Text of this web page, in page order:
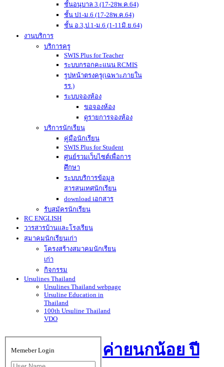
ชั้นอนุบาล 3 (17-28พ.ค.64)
ชั้น ป1-ม.6 (17-28พ.ค.64)
ชั้น อ.3,ป.1-ม.6 (1-11มิ.ย.64)
งานบริการ
บริการครู
SWIS Plus for Teacher
ระบบกรอกคะแนน RCMIS
รูปหน้าตรงครู(เฉพาะภายใน
รร.)
ระบบจองห้อง
ขอจองห้อง
ดูรายการจองห้อง
บริการนักเรียน
คู่มือนักเรียน
SWIS Plus for Student
ศูนย์รวมเว็บไซต์เพื่อการ
ศึกษา
ระบบบริการข้อมูล
สารสนเทศนักเรียน
download เอกสาร
รับสมัครนักเรียน
RC ENGLISH
วารสารบ้านและโรงเรียน
สมาคมนักเรียนเก่า
โครงสร้างสมาคมนักเรียน
เก่า
กิจกรรม
Ursulines Thailand
Ursulines Thailand webpage
Ursuline Education in
Thailand
100th Ursuline Thailand
VDO
Memeber Login
ค่ายนกน้อย ปี